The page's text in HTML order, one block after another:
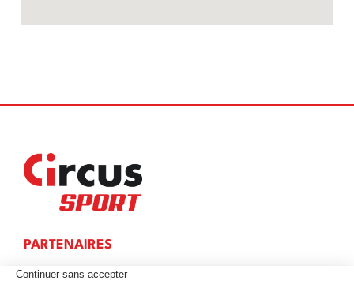
PARTENAIRES
OÙ PARIER